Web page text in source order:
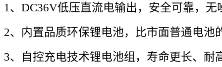
1、DC36V低压直流电输出，安全可靠，无
2、内置品质环保锂电池，比市面普通电池
3、自控充电技术锂电池组，寿命更长、耐